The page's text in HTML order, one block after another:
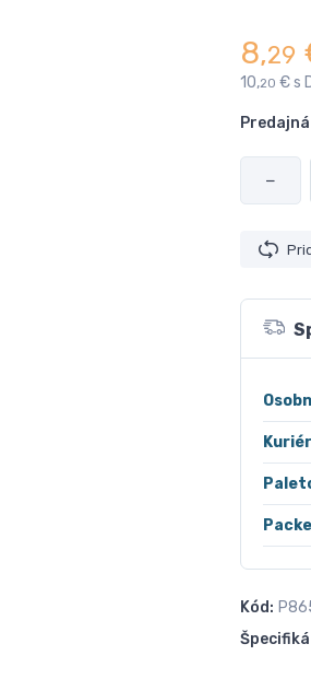
8,29
10,20 € s
−
Kód: